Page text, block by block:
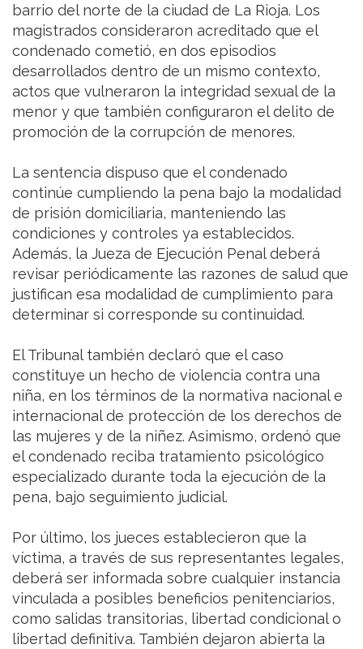
barrio del norte de la ciudad de La Rioja. Los
magistrados consideraron acreditado que el
condenado cometió, en dos episodios
desarrollados dentro de un mismo contexto,
actos que vulneraron la integridad sexual de la
menor y que también configuraron el delito de
promoción de la corrupción de menores.
La sentencia dispuso que el condenado
continúe cumpliendo la pena bajo la modalidad
de prisión domiciliaria, manteniendo las
condiciones y controles ya establecidos.
Además, la Jueza de Ejecución Penal deberá
revisar periódicamente las razones de salud que
justifican esa modalidad de cumplimiento para
determinar si corresponde su continuidad.
El Tribunal también declaró que el caso
constituye un hecho de violencia contra una
niña, en los términos de la normativa nacional e
internacional de protección de los derechos de
las mujeres y de la niñez. Asimismo, ordenó que
el condenado reciba tratamiento psicológico
especializado durante toda la ejecución de la
pena, bajo seguimiento judicial.
Por último, los jueces establecieron que la
víctima, a través de sus representantes legales,
deberá ser informada sobre cualquier instancia
vinculada a posibles beneficios penitenciarios,
como salidas transitorias, libertad condicional o
libertad definitiva. También dejaron abierta la